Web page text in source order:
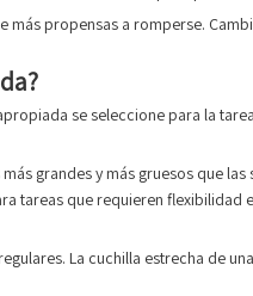
propensas a romperse.
se seleccione para la
grandes y más gruesos que las
tareas que requieren flexibilidad
La cuchilla estrecha de